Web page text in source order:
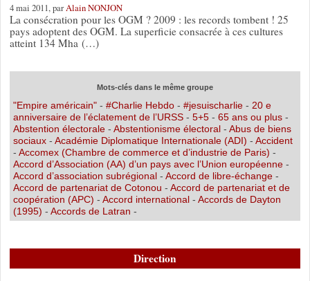
4 mai 2011, parAlain NONJON
La consécration pour les OGM ? 2009 : les records tombent ! 25
pays adoptent des OGM. La superficie consacrée à ces cultures
atteint 134 Mha (…)
Mots-clés dans le même groupe
"Empire américain"- #Charlie Hebdo- #jesuischarlie- 20 e
anniversaire de l’éclatement de l’URSS- 5+5- 65 ans ou plus-
Abstention électorale- Abstentionisme électoral- Abus de biens
sociaux- Académie Diplomatique Internationale (ADI) - Accident
- Accomex (Chambre de commerce et d’industrie de Paris) -
Accord d’Association (AA) d’un pays avec l’Union européenne-
Accord d’association subrégional- Accord de libre-échange-
Accord de partenariat de Cotonou - Accord de partenariat et de
coopération (APC) - Accord international- Accords de Dayton
(1995) - Accords de Latran -
Direction